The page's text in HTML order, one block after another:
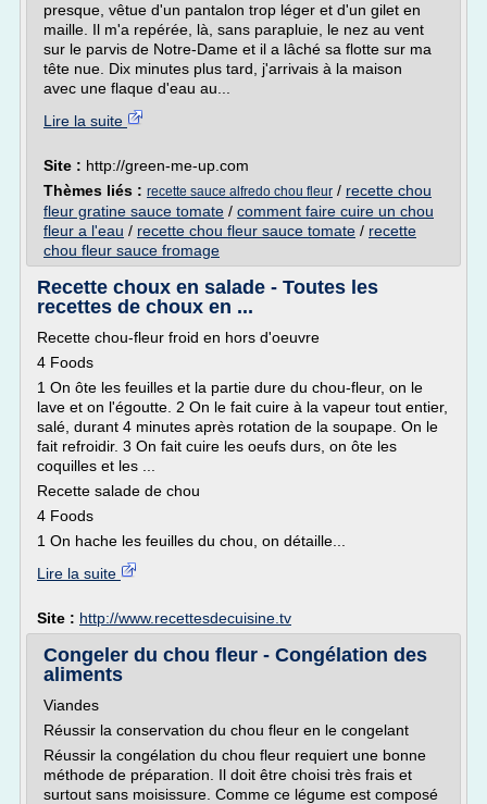
presque, vêtue d'un pantalon trop léger et d'un gilet en
maille. Il m'a repérée, là, sans parapluie, le nez au vent
sur le parvis de Notre-Dame et il a lâché sa flotte sur ma
tête nue. Dix minutes plus tard, j'arrivais à la maison
avec une flaque d'eau au...
Lire la suite
Site : http://green-me-up.com
Thèmes liés : recette sauce alfredo chou fleur / recette chou
fleur gratine sauce tomate / comment faire cuire un chou
fleur a l'eau / recette chou fleur sauce tomate / recette
chou fleur sauce fromage
Recette choux en salade - Toutes les
recettes de choux en ...
Recette chou-fleur froid en hors d'oeuvre
4 Foods
1 On ôte les feuilles et la partie dure du chou-fleur, on le
lave et on l'égoutte. 2 On le fait cuire à la vapeur tout entier,
salé, durant 4 minutes après rotation de la soupape. On le
fait refroidir. 3 On fait cuire les oeufs durs, on ôte les
coquilles et les ...
Recette salade de chou
4 Foods
1 On hache les feuilles du chou, on détaille...
Lire la suite
Site : http://www.recettesdecuisine.tv
Congeler du chou fleur - Congélation des
aliments
Viandes
Réussir la conservation du chou fleur en le congelant
Réussir la congélation du chou fleur requiert une bonne
méthode de préparation. Il doit être choisi très frais et
surtout sans moisissure. Comme ce légume est composé